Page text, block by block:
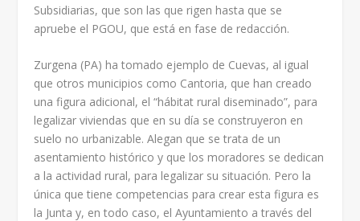
Subsidiarias, que son las que rigen hasta que se
apruebe el PGOU, que está en fase de redacción.
Zurgena (PA) ha tomado ejemplo de Cuevas, al igual
que otros municipios como Cantoria, que han creado
una figura adicional, el “hábitat rural diseminado”, para
legalizar viviendas que en su día se construyeron en
suelo no urbanizable. Alegan que se trata de un
asentamiento histórico y que los moradores se dedican
a la actividad rural, para legalizar su situación. Pero la
única que tiene competencias para crear esta figura es
la Junta y, en todo caso, el Ayuntamiento a través del